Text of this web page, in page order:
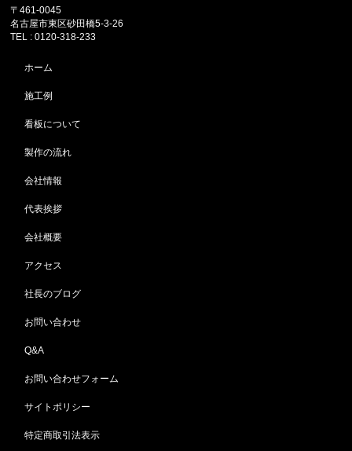
〒461-0045
名古屋市東区砂田橋5-3-26
TEL : 0120-318-233
ホーム
施工例
看板について
製作の流れ
会社情報
代表挨拶
会社概要
アクセス
社長のブログ
お問い合わせ
Q&A
お問い合わせフォーム
サイトポリシー
特定商取引法表示